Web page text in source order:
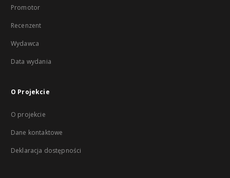
Promotor
Recenzent
Wydawca
Data wydania
O Projekcie
O projekcie
Dane kontaktowe
Deklaracja dostępności